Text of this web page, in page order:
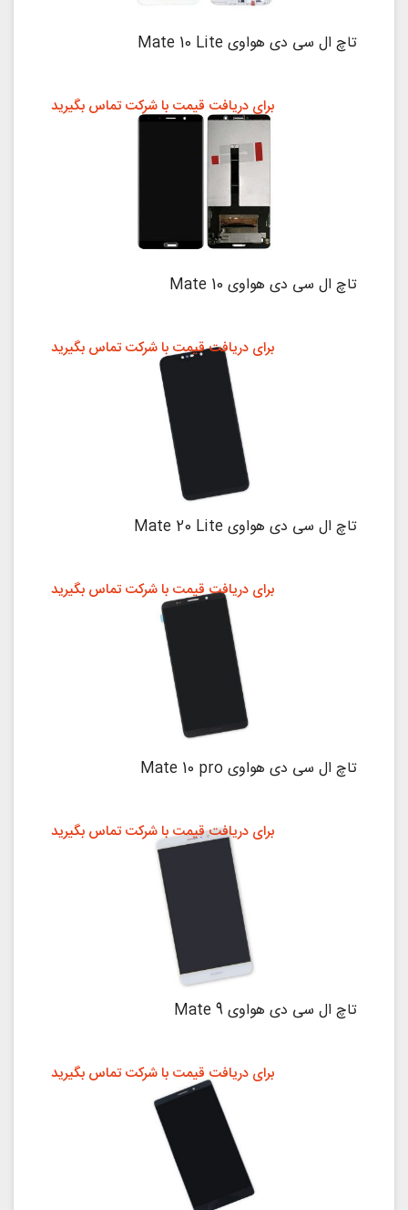
تاچ ال سی دی هواوی Mate 10 Lite
تاچ ال سی دی هواوی Mate 10
برای دریافت قیمت با شرکت تماس بگیرید
تاچ ال سی دی هواوی Mate 20 Lite
برای دریافت قیمت با شرکت تماس بگیرید
تاچ ال سی دی هواوی Mate 10 pro
برای دریافت قیمت با شرکت تماس بگیرید
تاچ ال سی دی هواوی Mate 9
برای دریافت قیمت با شرکت تماس بگیرید
برای دریافت قیمت با شرکت تماس بگیرید